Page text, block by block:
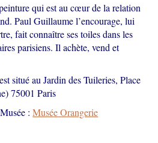
qui est au cœur de la relation
Paul Guillaume l’encourage, lui
fait connaître ses toiles dans les
parisiens. Il achète, vend et
situé au Jardin des Tuileries, Place
75001 Paris
:Musée Orangerie